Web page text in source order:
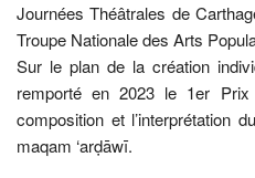
Journées Théâtrales de
Troupe Nationale des Arts
Sur le plan de la création
remporté en 2023 le 1er
composition et l’interprétation
maqam ‘arḍāwī.